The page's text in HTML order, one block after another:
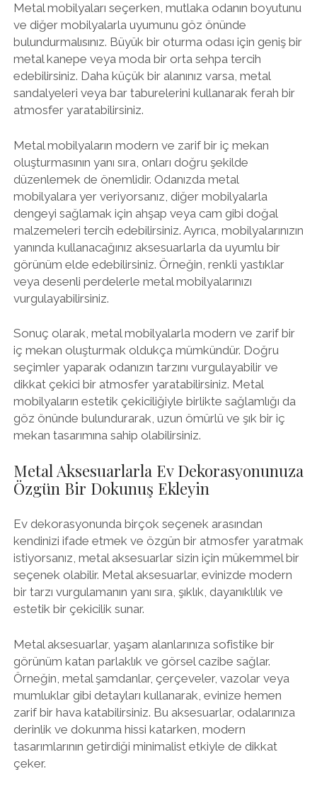
Metal mobilyaları seçerken, mutlaka odanın boyutunu
ve diğer mobilyalarla uyumunu göz önünde
bulundurmalısınız. Büyük bir oturma odası için geniş bir
metal kanepe veya moda bir orta sehpa tercih
edebilirsiniz. Daha küçük bir alanınız varsa, metal
sandalyeleri veya bar taburelerini kullanarak ferah bir
atmosfer yaratabilirsiniz.
Metal mobilyaların modern ve zarif bir iç mekan
oluşturmasının yanı sıra, onları doğru şekilde
düzenlemek de önemlidir. Odanızda metal
mobilyalara yer veriyorsanız, diğer mobilyalarla
dengeyi sağlamak için ahşap veya cam gibi doğal
malzemeleri tercih edebilirsiniz. Ayrıca, mobilyalarınızın
yanında kullanacağınız aksesuarlarla da uyumlu bir
görünüm elde edebilirsiniz. Örneğin, renkli yastıklar
veya desenli perdelerle metal mobilyalarınızı
vurgulayabilirsiniz.
Sonuç olarak, metal mobilyalarla modern ve zarif bir
iç mekan oluşturmak oldukça mümkündür. Doğru
seçimler yaparak odanızın tarzını vurgulayabilir ve
dikkat çekici bir atmosfer yaratabilirsiniz. Metal
mobilyaların estetik çekiciliğiyle birlikte sağlamlığı da
göz önünde bulundurarak, uzun ömürlü ve şık bir iç
mekan tasarımına sahip olabilirsiniz.
Metal Aksesuarlarla Ev Dekorasyonunuza
Özgün Bir Dokunuş Ekleyin
Ev dekorasyonunda birçok seçenek arasından
kendinizi ifade etmek ve özgün bir atmosfer yaratmak
istiyorsanız, metal aksesuarlar sizin için mükemmel bir
seçenek olabilir. Metal aksesuarlar, evinizde modern
bir tarzı vurgulamanın yanı sıra, şıklık, dayanıklılık ve
estetik bir çekicilik sunar.
Metal aksesuarlar, yaşam alanlarınıza sofistike bir
görünüm katan parlaklık ve görsel cazibe sağlar.
Örneğin, metal şamdanlar, çerçeveler, vazolar veya
mumluklar gibi detayları kullanarak, evinize hemen
zarif bir hava katabilirsiniz. Bu aksesuarlar, odalarınıza
derinlik ve dokunma hissi katarken, modern
tasarımlarının getirdiği minimalist etkiyle de dikkat
çeker.